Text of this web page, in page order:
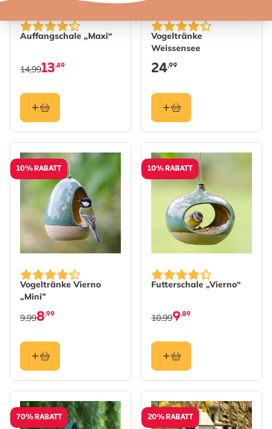
Auffangschale „Maxi“
13,49
14,99
Vogeltränke
Weissensee
24,99
10% RABATT
Vogeltränke Vierno
„Mini”
8,99
9,99
10% RABATT
Futterschale „Vierno“
9,89
10,99
70% RABATT 20% RABATT